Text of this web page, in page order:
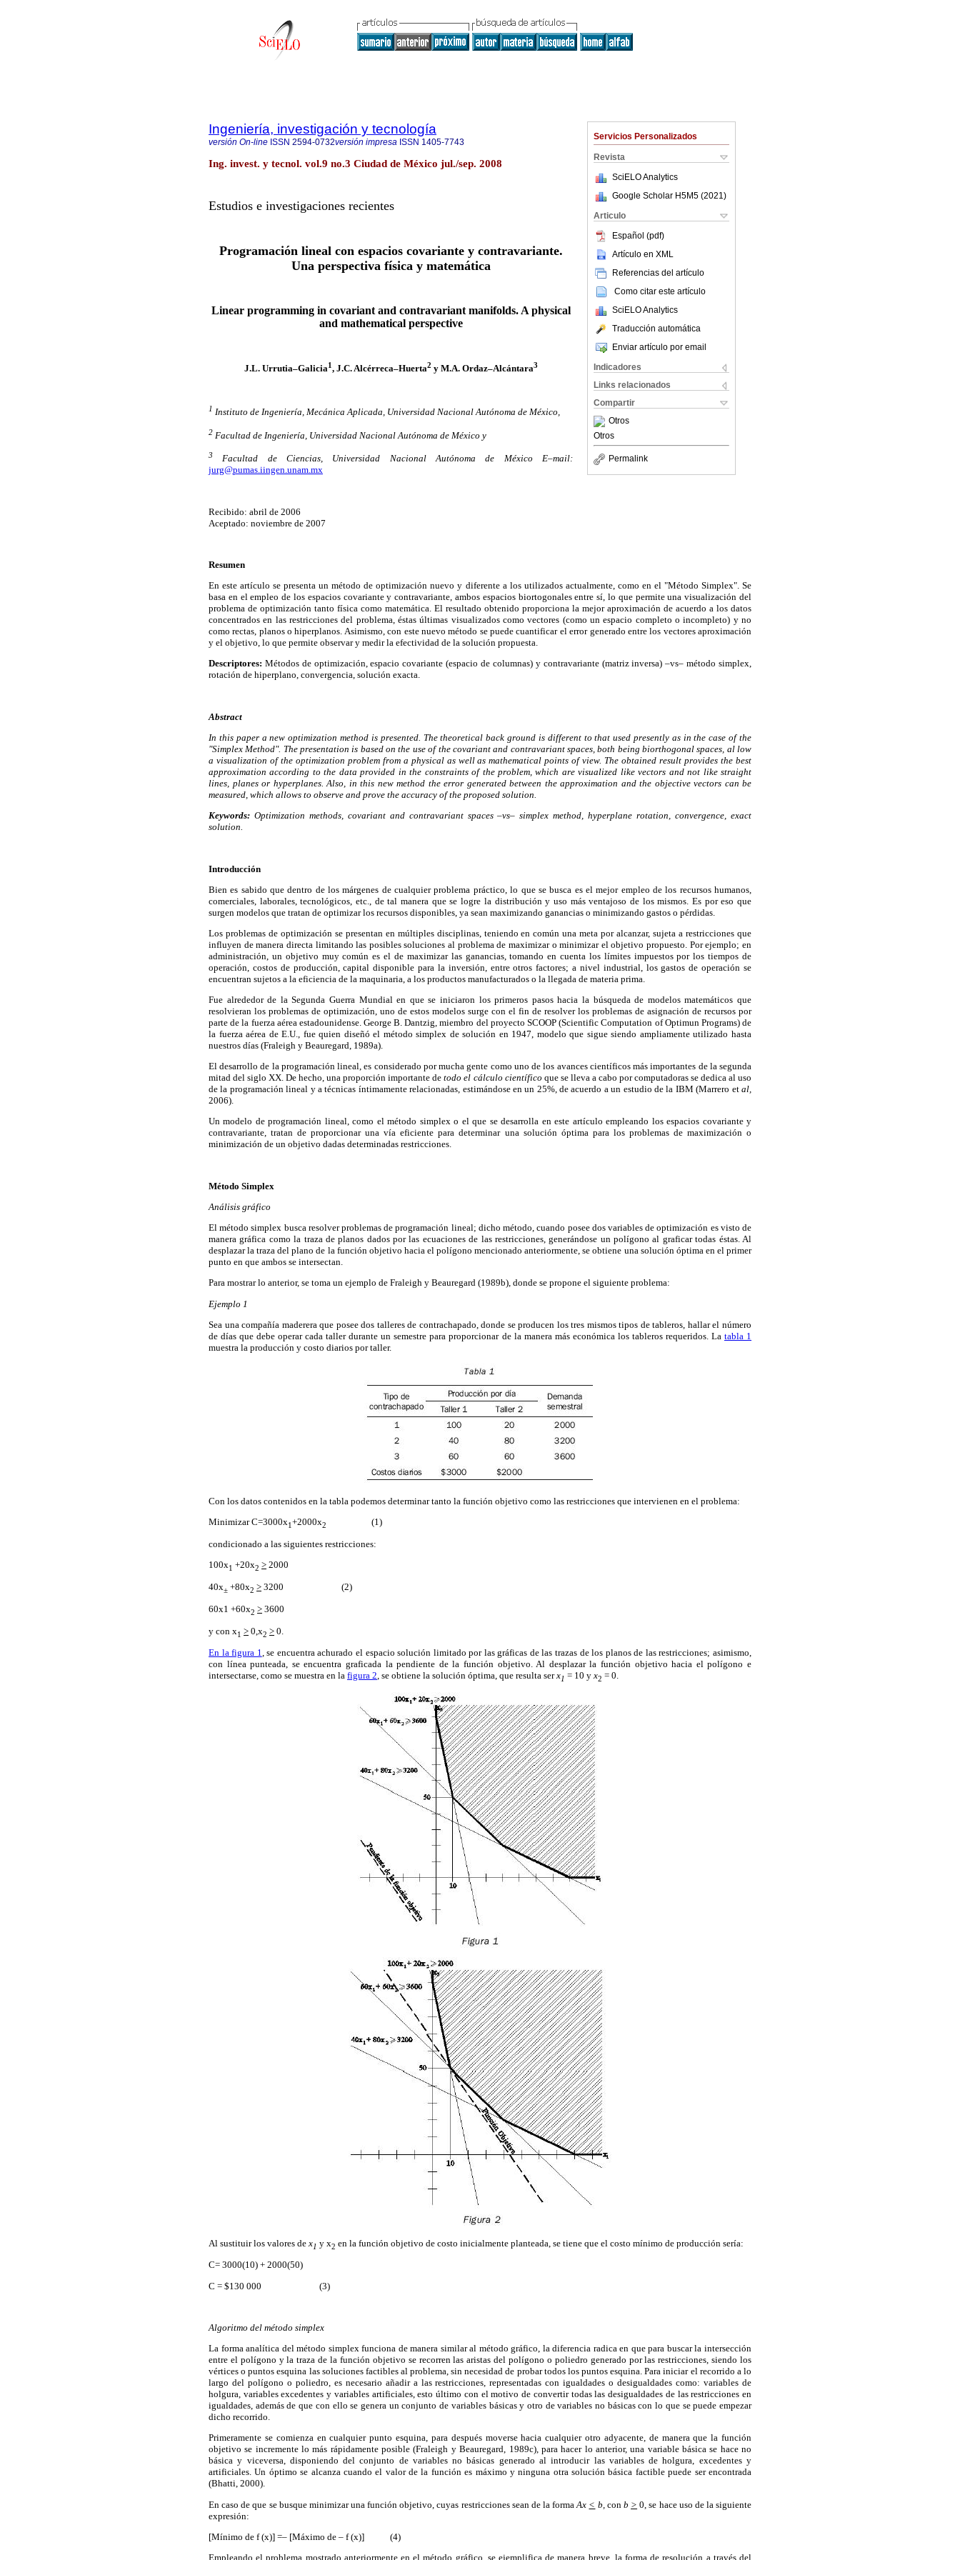
Servicios Personalizados
Revista
SciELO Analytics
Google Scholar H5M5 (2021 )
Articulo
Español (pdf)
Artículo en XML
Referencias del artículo
Como citar este artículo
SciELO Analytics
Traducción automática
Enviar artículo por email
Indicadores
Links relacionados
Compartir
Otros
Otros
Permalink
Ingeniería, investigación y tecnología
versión On-line ISSN 2594-0732versión impresa ISSN 1405-7743
Ing. invest. y tecnol. vol.9 no.3 Ciudad de México jul./sep. 2008
Estudios e investigaciones recientes
Programación lineal con espacios covariante y contravariante.
Una perspectiva física y matemática
Linear programming in covariant and contravariant manifolds. A physical
and mathematical perspective
J.L. Urrutia–Galicia1, J.C. Alcérreca–Huerta2 y M.A. Ordaz–Alcántara3
1 Instituto de Ingeniería, Mecánica Aplicada, Universidad Nacional Autónoma de México,
2 Facultad de Ingeniería, Universidad Nacional Autónoma de México y
3
Facultad de Ciencias, Universidad Nacional Autónoma de México E–mail:
jurg@pumas.iingen.unam.mx
Recibido: abril de 2006
Aceptado: noviembre de 2007
Resumen
En este artículo se presenta un método de optimización nuevo y diferente a los utilizados actualmente, como en el "Método Simplex". Se
basa en el empleo de los espacios covariante y contravariante, ambos espacios biortogonales entre sí, lo que permite una visualización del
problema de optimización tanto física como matemática. El resultado obtenido proporciona la mejor aproximación de acuerdo a los datos
concentrados en las restricciones del problema, éstas últimas visualizados como vectores (como un espacio completo o incompleto) y no
como rectas, planos o hiperplanos. Asimismo, con este nuevo método se puede cuantificar el error generado entre los vectores aproximación
y el objetivo, lo que permite observar y medir la efectividad de la solución propuesta.
Descriptores: Métodos de optimización, espacio covariante (espacio de columnas) y contravariante (matriz inversa) –vs– método simplex,
rotación de hiperplano, convergencia, solución exacta.
Abstract
In this paper a new optimization method is presented. The theoretical back ground is different to that used presently as in the case of the
"Simplex Method". The presentation is based on the use of the covariant and contravariant spaces, both being biorthogonal spaces, al low
a visualization of the optimization problem from a physical as well as mathematical points of view. The obtained result provides the best
approximation according to the data provided in the constraints of the problem, which are visualized like vectors and not like straight
lines, planes or hyperplanes. Also, in this new method the error generated between the approximation and the objective vectors can be
measured, which allows to observe and prove the accuracy of the proposed solution.
Keywords: Optimization methods, covariant and contravariant spaces –vs– simplex method, hyperplane rotation, convergence, exact
solution.
Introducción
Bien es sabido que dentro de los márgenes de cualquier problema práctico, lo que se busca es el mejor empleo de los recursos humanos,
comerciales, laborales, tecnológicos, etc., de tal manera que se logre la distribución y uso más ventajoso de los mismos. Es por eso que
surgen modelos que tratan de optimizar los recursos disponibles, ya sean maximizando ganancias o minimizando gastos o pérdidas.
Los problemas de optimización se presentan en múltiples disciplinas, teniendo en común una meta por alcanzar, sujeta a restricciones que
influyen de manera directa limitando las posibles soluciones al problema de maximizar o minimizar el objetivo propuesto. Por ejemplo; en
administración, un objetivo muy común es el de maximizar las ganancias, tomando en cuenta los límites impuestos por los tiempos de
operación, costos de producción, capital disponible para la inversión, entre otros factores; a nivel industrial, los gastos de operación se
encuentran sujetos a la eficiencia de la maquinaria, a los productos manufacturados o la llegada de materia prima.
Fue alrededor de la Segunda Guerra Mundial en que se iniciaron los primeros pasos hacia la búsqueda de modelos matemáticos que
resolvieran los problemas de optimización, uno de estos modelos surge con el fin de resolver los problemas de asignación de recursos por
parte de la fuerza aérea estadounidense. George B. Dantzig, miembro del proyecto SCOOP (Scientific Computation of Optimun Programs) de
la fuerza aérea de E.U., fue quien diseñó el método simplex de solución en 1947, modelo que sigue siendo ampliamente utilizado hasta
nuestros días (Fraleigh y Beauregard, 1989a).
El desarrollo de la programación lineal, es considerado por mucha gente como uno de los avances científicos más importantes de la segunda
mitad del siglo XX. De hecho, una proporción importante detodo el cálculo científico que se lleva a cabo por computadoras se dedica al uso
de la programación lineal y a técnicas íntimamente relacionadas, estimándose en un 25%, de acuerdo a un estudio de la IBM (Marrero et al,
2006).
Un modelo de programación lineal, como el método simplex o el que se desarrolla en este artículo empleando los espacios covariante y
contravariante, tratan de proporcionar una vía eficiente para determinar una solución óptima para los problemas de maximización o
minimización de un objetivo dadas determinadas restricciones.
Método Simplex
Análisis gráfico
El método simplex busca resolver problemas de programación lineal; dicho método, cuando posee dos variables de optimización es visto de
manera gráfica como la traza de planos dados por las ecuaciones de las restricciones, generándose un polígono al graficar todas éstas. Al
desplazar la traza del plano de la función objetivo hacia el polígono mencionado anteriormente, se obtiene una solución óptima en el primer
punto en que ambos se intersectan.
Para mostrar lo anterior, se toma un ejemplo de Fraleigh y Beauregard (1989b), donde se propone el siguiente problema:
Ejemplo 1
Sea una compañía maderera que posee dos talleres de contrachapado, donde se producen los tres mismos tipos de tableros, hallar el número
de días que debe operar cada taller durante un semestre para proporcionar de la manera más económica los tableros requeridos. La tabla 1
muestra la producción y costo diarios por taller.
Con los datos contenidos en la tabla podemos determinar tanto la función objetivo como las restricciones que intervienen en el problema:
Minimizar C=3000x1+2000x2 (1)
condicionado a las siguientes restricciones:
100x1 +20x2 > 2000
40x± +80x2 > 3200 (2)
60x1 +60x2 > 3600
y con x1 > 0,x2 > 0.
En la figura 1, se encuentra achurado el espacio solución limitado por las gráficas de las trazas de los planos de las restricciones; asimismo,
con línea punteada, se encuentra graficada la pendiente de la función objetivo. Al desplazar la función objetivo hacia el polígono e
intersectarse, como se muestra en la figura 2, se obtiene la solución óptima, que resulta serx1 = 10 y x2 = 0.
Al sustituir los valores de x1 y x2 en la función objetivo de costo inicialmente planteada, se tiene que el costo mínimo de producción sería:
C= 3000(10) + 2000(50)
C = $130 000 (3)
Algoritmo del método simplex
La forma analítica del método simplex funciona de manera similar al método gráfico, la diferencia radica en que para buscar la intersección
entre el polígono y la traza de la función objetivo se recorren las aristas del polígono o poliedro generado por las restricciones, siendo los
vértices o puntos esquina las soluciones factibles al problema, sin necesidad de probar todos los puntos esquina. Para iniciar el recorrido a lo
largo del polígono o poliedro, es necesario añadir a las restricciones, representadas con igualdades o desigualdades como: variables de
holgura, variables excedentes y variables artificiales, esto último con el motivo de convertir todas las desigualdades de las restricciones en
igualdades, además de que con ello se genera un conjunto de variables básicas y otro de variables no básicas con lo que se puede empezar
dicho recorrido.
Primeramente se comienza en cualquier punto esquina, para después moverse hacia cualquier otro adyacente, de manera que la función
objetivo se incremente lo más rápidamente posible (Fraleigh y Beauregard, 1989c), para hacer lo anterior, una variable básica se hace no
básica y viceversa, disponiendo del conjunto de variables no básicas generado al introducir las variables de holgura, excedentes y
artificiales. Un óptimo se alcanza cuando el valor de la función es máximo y ninguna otra solución básica factible puede ser encontrada
(Bhatti, 2000).
En caso de que se busque minimizar una función objetivo, cuyas restricciones sean de la formaAx < b, con b > 0, se hace uso de la siguiente
expresión:
[Mínimo de f (x)] =– [Máximo de – f (x)] (4)
Empleando el problema mostrado anteriormente en el método gráfico, se ejemplifica de manera breve, la forma de resolución a través del